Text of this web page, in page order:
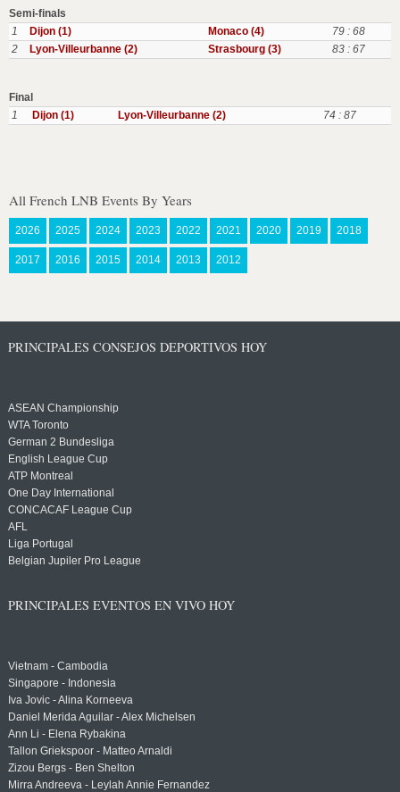
Semi-finals
1
Dijon (1) Monaco (4)
79 : 68
2
Lyon-Villeurbanne (2) Strasbourg (3) 83 : 67
Final
1
Dijon (1) Lyon-Villeurbanne (2) 74 : 87
All French LNB Events By Years
2026 2025 2024 2023 2022 2021 2020 2019 2018
2017 2016 2015 2014 2013 2012
PRINCIPALES CONSEJOS DEPORTIVOS HOY
ASEAN Championship
WTA Toronto
German 2 Bundesliga
English League Cup
ATP Montreal
One Day International
CONCACAF League Cup
AFL
Liga Portugal
Belgian Jupiler Pro League
PRINCIPALES EVENTOS EN VIVO HOY
Vietnam - Cambodia
Singapore - Indonesia
Iva Jovic - Alina Korneeva
Daniel Merida Aguilar - Alex Michelsen
Ann Li - Elena Rybakina
Tallon Griekspoor - Matteo Arnaldi
Zizou Bergs - Ben Shelton
Mirra Andreeva - Leylah Annie Fernandez